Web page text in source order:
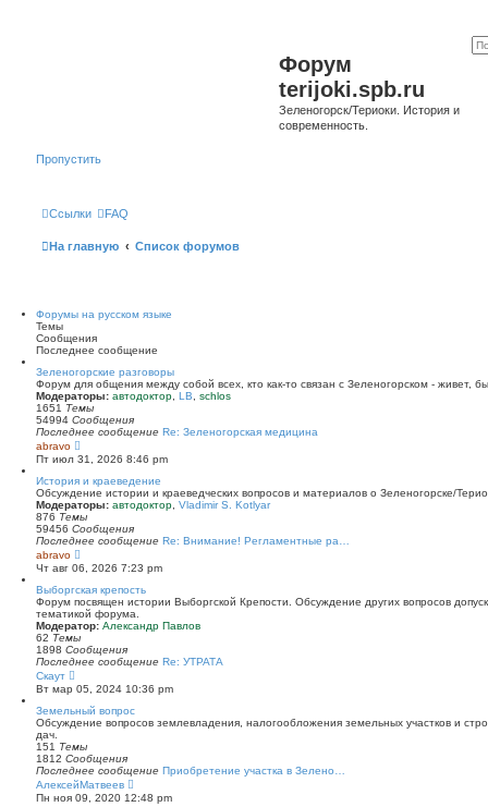
Форум
terijoki.spb.ru
Зеленогорск/Териоки. История и
современность.
Пропустить
Ссылки FAQ
На главную Список форумов
Форумы на русском языке
Темы
Сообщения
Последнее сообщение
Зеленогорские разговоры
Форум для общения между собой всех, кто как-то связан с Зеленогорском - живет,
Модераторы: автодоктор LB
schlos
1651 Темы
54994 Сообщения
Последнее сообщение Re: Зеленогорская медицина
abravo
е
р
е
й
т
и
к
п
с
л
е
д
н
е
м
у
с
б
е
н
ю
Пт июл 31, 2026 8:46 pm
История и краеведение
Обсуждение истории и краеведческих вопросов и материалов о Зеленогорске/
Модераторы: автодоктор Vladimir S. Kotlyar
876 Темы
59456 Сообщения
Последнее сообщение Re: Внимание! Регламентные ра…
abravo
е
р
е
й
т
и
к
п
о
л
е
д
н
м
у
с
о
о
б
Чт авг 06, 2026 7:23 pm
Выборгская крепость
Форум посвящен истории Выборгской Крепости. Обсуждение других вопросов
тематикой форума.
Модератор: Александр Павлов
62 Темы
1898 Сообщения
Последнее сообщение Re: УТРАТА
Скаут
е
р
е
й
т
и
к
п
о
с
л
Вт мар 05, 2024 10:36 pm
Земельный вопрос
Обсуждение вопросов землевладения, налогообложения земельных участков и
дач.
151 Темы
1812 Сообщения
Последнее сообщение Приобретение участка в Зелено…
АлексейМатвеев
е
Пн ноя 09, 2020 12:48 pm